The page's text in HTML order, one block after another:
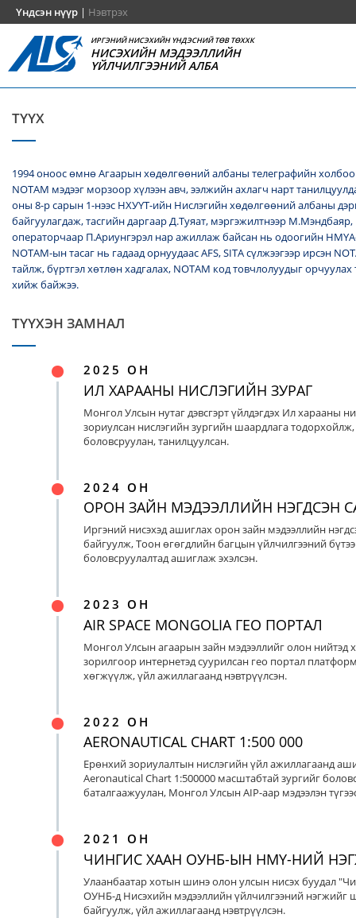
Үндсэн нүүр | Нэвтрэх
ИРГЭНИЙ НИСЭХИЙН ҮНДЭСНИЙ ТӨВ ТӨХХК
НИСЭХИЙН МЭДЭЭЛЛИЙН
ҮЙЛЧИЛГЭЭНИЙ АЛБА
ТҮҮХ
1994 оноос өмнө Агаарын хөдөлгөөний албаны телеграфийн
NОТАМ мэдээг морзоор хүлээн авч, ээлжийн ахлагч нарт
оны 8-р сарын 1-нээс НХУҮТ-ийн Нислэгийн хөдөлгөөний албаны
байгуулагдаж, тасгийн даргаар Д.Туяат, мэргэжилтнээр
операторчаар П.Ариунгэрэл нар ажиллаж байсан нь одоогийн
NOTAM-ын тасаг нь гадаад орнуудаас AFS, SITA сүлжээгээр ирсэн
тайлж, бүртгэл хөтлөн хадгалах, NОТАМ код товчлолуудыг
хийж байжээ.
ТҮҮХЭН ЗАМНАЛ
2025 ОН
ИЛ ХАРААНЫ НИСЛЭГИЙН ЗУРАГ
Монгол Улсын нутаг дэвсгэрт үйлдэгдэх Ил харааны
зориулсан нислэгийн зургийн шаардлага тодорхойлж,
боловсруулан, танилцуулсан.
2024 ОН
ОРОН ЗАЙН МЭДЭЭЛЛИЙН НЭГДСЭН
Иргэний нисэхэд ашиглах орон зайн мэдээллийн
байгуулж, Тоон өгөгдлийн багцын үйлчилгээний
боловсруулалтад ашиглаж эхэлсэн.
2023 ОН
AIR SPACE MONGOLIA ГЕО ПОРТАЛ
Монгол Улсын агаарын зайн мэдээллийг олон нийтэд
зорилгоор интернетэд суурилсан гео портал
хөгжүүлж, үйл ажиллагаанд нэвтрүүлсэн.
2022 ОН
AERONAUTICAL CHART 1:500 000
Ерөнхий зориулалтын нислэгийн үйл ажиллагаанд
Aeronautical Chart 1:500000 масштабтай зургийг
баталгаажуулан, Монгол Улсын AIP-аар мэдээлэн
2021 ОН
ЧИНГИС ХААН ОУНБ-ЫН НМҮ-НИЙ
Улаанбаатар хотын шинэ олон улсын нисэх буудал
ОУНБ-д Нисэхийн мэдээллийн үйлчилгээний нэгжийг
байгуулж, үйл ажиллагаанд нэвтрүүлсэн.